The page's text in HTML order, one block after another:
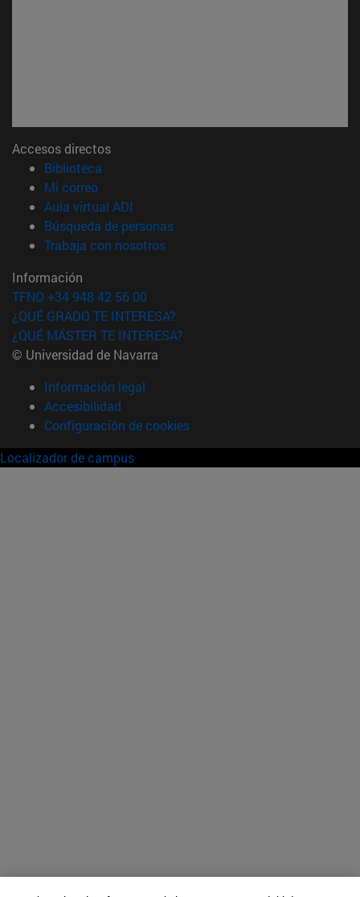
Accesos directos
Biblioteca
Mi correo(abre en nueva ventana)
Aula virtual ADI
Búsqueda de personas(abre en nueva ventana)
Trabaja con nosotros(abre en nueva ventana)
Información
TFNO +34 948 42 56 00
¿QUÉ GRADO TE INTERESA?
¿QUÉ MÁSTER TE INTERESA?
© Universidad de Navarra
Información legal
Accesibilidad
Configuración de cookies
Localizador de campus